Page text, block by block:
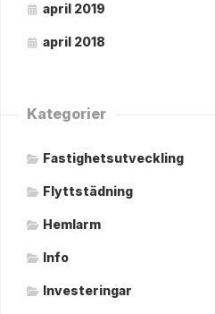
april 2019
april 2018
Kategorier
Fastighetsutveckling
Flyttstädning
Hemlarm
Info
Investeringar